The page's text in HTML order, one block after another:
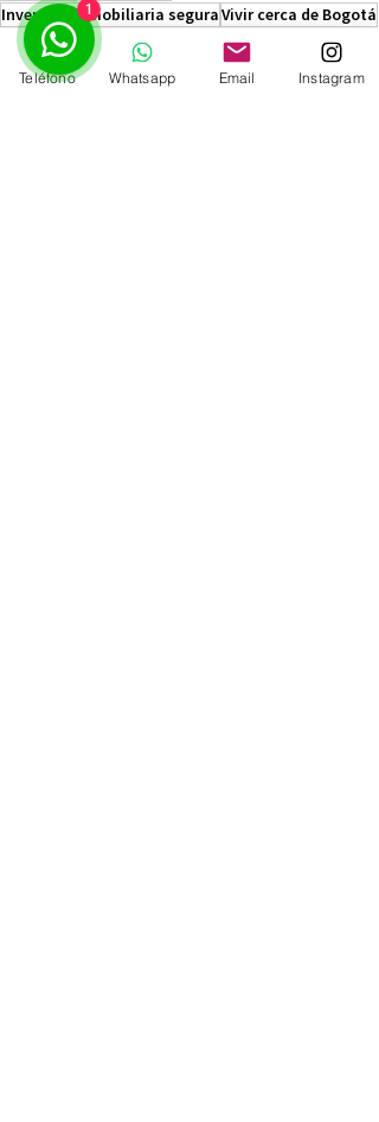
Inversión inmobiliaria seguraVivir cerca de Bogotá
Home office en la naturaleza
Teléfono Whatsapp Email Instagram
1